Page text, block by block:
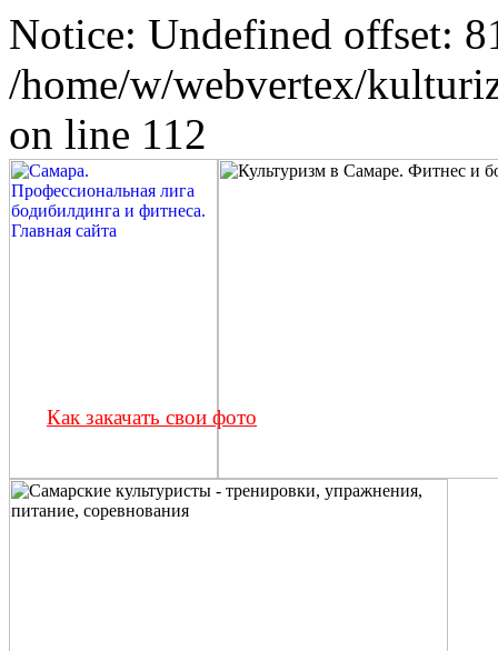
Notice: Undefined offset:
/home/w/webvertex/
on line 112
Как закачать свои фото